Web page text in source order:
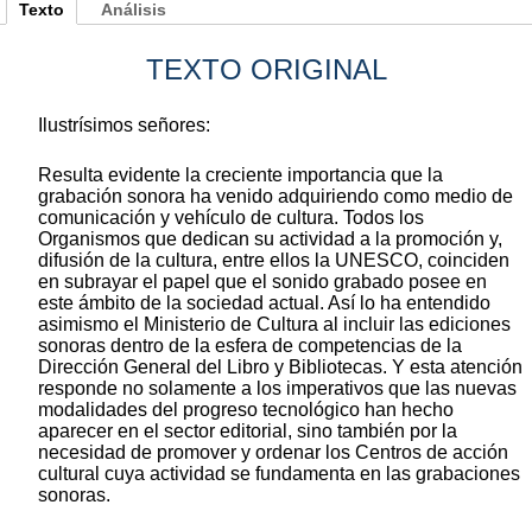
Texto
TEXTO ORIGINAL
Ilustrísimos señores:
Resulta evidente la creciente importancia que la
grabación sonora ha venido adquiriendo como medio de
comunicación y vehículo de cultura. Todos los
Organismos que dedican su actividad a la promoción y,
difusión de la cultura, entre ellos la UNESCO, coinciden
en subrayar el papel que el sonido grabado posee en
este ámbito de la sociedad actual. Así lo ha entendido
asimismo el Ministerio de Cultura al incluir las ediciones
sonoras dentro de la esfera de competencias de la
Dirección General del Libro y Bibliotecas. Y esta atención
responde no solamente a los imperativos que las nuevas
modalidades del progreso tecnológico han hecho
aparecer en el sector editorial, sino también por la
necesidad de promover y ordenar los Centros de acción
cultural cuya actividad se fundamenta en las grabaciones
sonoras.
Análisis